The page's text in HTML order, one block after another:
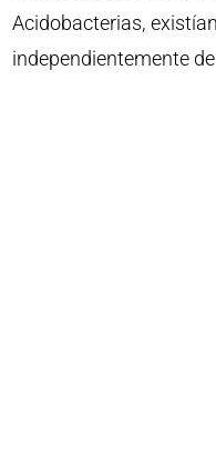
Acidobacterias,
independientemente